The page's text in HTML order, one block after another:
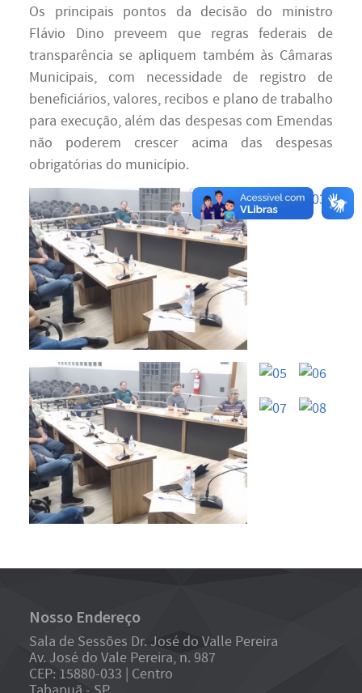
Os principais pontos da decisão do ministro
Flávio Dino preveem que regras federais de
transparência se apliquem também às Câmaras
Municipais, com necessidade de registro de
beneficiários, valores, recibos e plano de trabalho
para execução, além das despesas com Emendas
não poderem crescer acima das despesas
obrigatórias do município.
Nosso Endereço
Sala de Sessões Dr. José do Valle Pereira
Av. José do Vale Pereira, n. 987
CEP: 15880-033 | Centro